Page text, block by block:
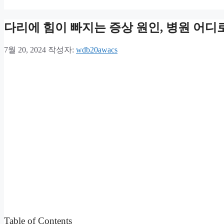
다리에 힘이 빠지는 증상 원인, 병원 어디
7월 20, 2024 작성자: wdb20awacs
Table of Contents